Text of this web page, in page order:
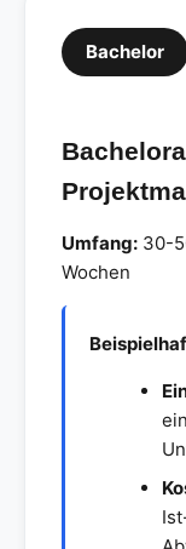
Bachelor
Umfang: 30-
Wochen